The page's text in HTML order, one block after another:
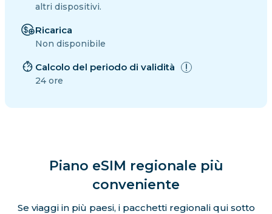
altri dispositivi.
Ricarica
Non disponibile
Calcolo del periodo di validità
24 ore
Piano eSIM regionale più
conveniente
Se viaggi in più paesi, i pacchetti regionali qui sotto